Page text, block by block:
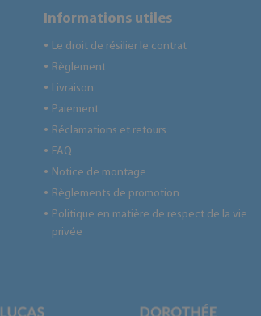
Informations utiles
● Le droit de résilier le contrat
● Règlement
● Livraison
● Paiement
● Réclamations et retours
● FAQ
● Notice de montage
● Règlements de promotion
● Politique en matière de respect de la vie
privée